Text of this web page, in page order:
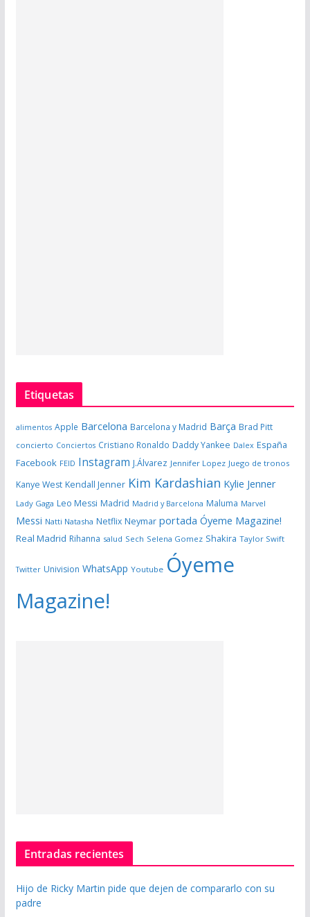
Etiquetas
alimentos Apple Barcelona Barcelona y Madrid Barça Brad Pitt
concierto Conciertos Cristiano Ronaldo Daddy Yankee Dalex España
Facebook FEID Instagram J.Álvarez Jennifer Lopez Juego de tronos
Kanye West Kendall Jenner Kim Kardashian Kylie Jenner
Lady Gaga Leo Messi Madrid Madrid y Barcelona Maluma Marvel
Messi Natti Natasha Netflix Neymar portada Óyeme Magazine!
Real Madrid Rihanna salud Sech Selena Gomez Shakira Taylor Swift
Twitter Univision WhatsApp Youtube Óyeme
Magazine!
Entradas recientes
Hijo de Ricky Martin pide que dejen de compararlo con su
padre